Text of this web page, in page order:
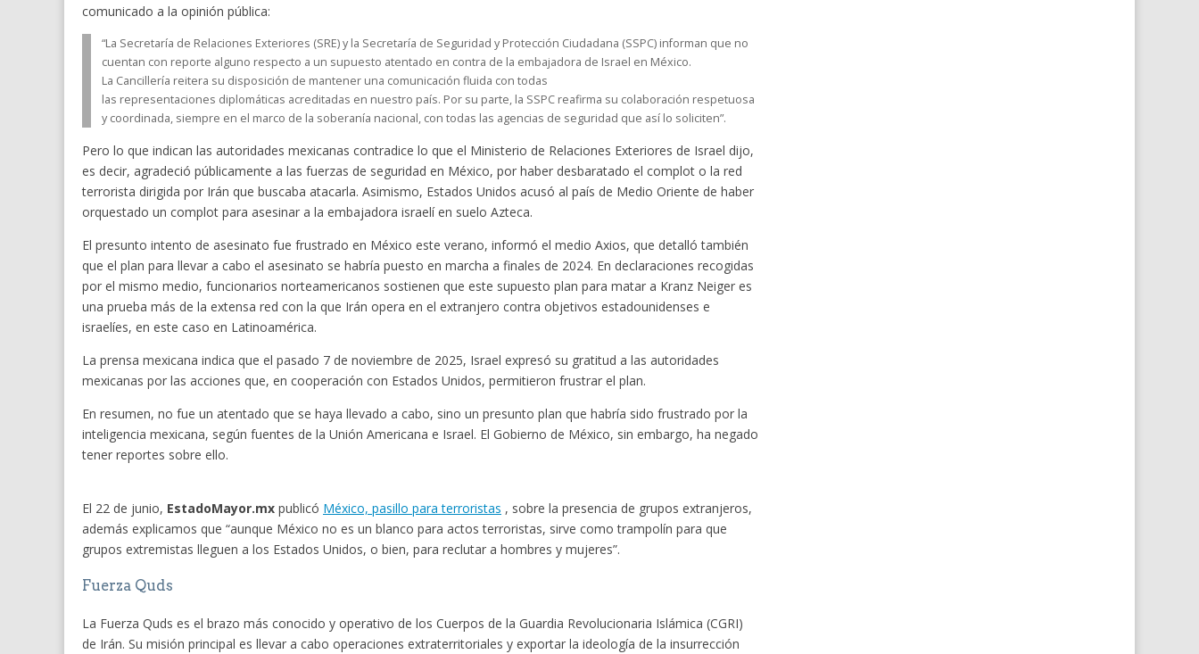
comunicado a la opinión pública:
“La Secretaría de Relaciones Exteriores (SRE) y la Secretaría de Seguridad y Protección Ciudadana (SSPC) informan que no
cuentan con reporte alguno respecto a un supuesto atentado en contra de la embajadora de Israel en México.
La Cancillería reitera su disposición de mantener una comunicación fluida con todas
las representaciones diplomáticas acreditadas en nuestro país. Por su parte, la SSPC reafirma su colaboración respetuosa
y coordinada, siempre en el marco de la soberanía nacional, con todas las agencias de seguridad que así lo soliciten”.
Pero lo que indican las autoridades mexicanas contradice lo que el Ministerio de Relaciones Exteriores de Israel dijo,
es decir, agradeció públicamente a las fuerzas de seguridad en México, por haber desbaratado el complot o la red
terrorista dirigida por Irán que buscaba atacarla. Asimismo, Estados Unidos acusó al país de Medio Oriente de haber
orquestado un complot para asesinar a la embajadora israelí en suelo Azteca.
El presunto intento de asesinato fue frustrado en México este verano, informó el medio Axios, que detalló también
que el plan para llevar a cabo el asesinato se habría puesto en marcha a finales de 2024. En declaraciones recogidas
por el mismo medio, funcionarios norteamericanos sostienen que este supuesto plan para matar a Kranz Neiger es
una prueba más de la extensa red con la que Irán opera en el extranjero contra objetivos estadounidenses e
israelíes, en este caso en Latinoamérica.
La prensa mexicana indica que el pasado 7 de noviembre de 2025, Israel expresó su gratitud a las autoridades
mexicanas por las acciones que, en cooperación con Estados Unidos, permitieron frustrar el plan.
En resumen, no fue un atentado que se haya llevado a cabo, sino un presunto plan que habría sido frustrado por la
inteligencia mexicana, según fuentes de la Unión Americana e Israel. El Gobierno de México, sin embargo, ha negado
tener reportes sobre ello.
El 22 de junio, EstadoMayor.mx publicó México, pasillo para terroristas , sobre la presencia de grupos extranjeros,
además explicamos que “aunque México no es un blanco para actos terroristas, sirve como trampolín para que
grupos extremistas lleguen a los Estados Unidos, o bien, para reclutar a hombres y mujeres”.
Fuerza Quds
La Fuerza Quds es el brazo más conocido y operativo de los Cuerpos de la Guardia Revolucionaria Islámica (CGRI)
de Irán. Su misión principal es llevar a cabo operaciones extraterritoriales y exportar la ideología de la insurrección